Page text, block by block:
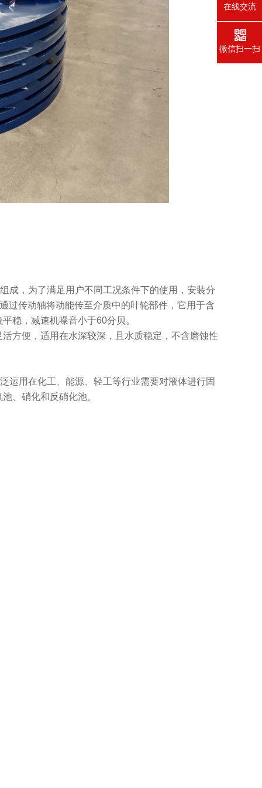
，为了满足用户不同工况条件下的使用，安装分
过传动轴将动能传至介质中的叶轮部件，它用于含
稳，减速机噪音小于60分贝。
方便，适用在水深较深，且水质稳定，不含磨蚀性
用在化工、能源、轻工等行业需要对液体进行固
、硝化和反硝化池。
在线交流
微信扫一扫